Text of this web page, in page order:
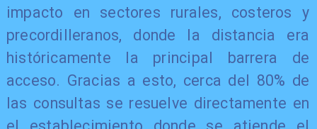
impacto en sectores rurales, costeros y
precordilleranos, donde la distancia era
históricamente la principal barrera de
acceso. Gracias a esto, cerca del 80% de
las consultas se resuelve directamente en